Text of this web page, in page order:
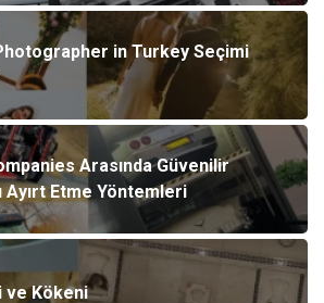
in Turkey Seçimi
Arasında Güvenilir
Ayırt Etme Yöntemleri
ve Kökeni